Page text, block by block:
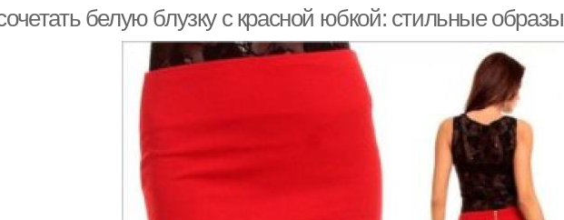
белую блузку с красной юбкой: стильные образы